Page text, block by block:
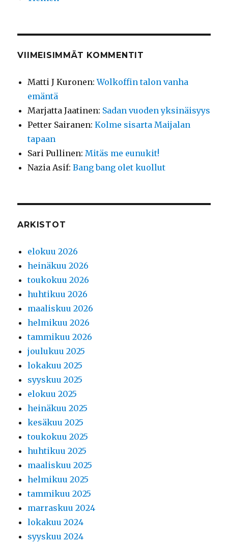
VIIMEISIMMÄT KOMMENTIT
Matti J Kuronen:Wolkoffin talon vanha
emäntä
Marjatta Jaatinen: Sadan vuoden yksinäisyys
Petter Sairanen:Kolme sisarta Maijalan
tapaan
Sari Pullinen:Mitäs me eunukit!
Nazia Asif:Bang bang olet kuollut
ARKISTOT
elokuu 2026
heinäkuu 2026
toukokuu 2026
huhtikuu 2026
maaliskuu 2026
helmikuu 2026
tammikuu 2026
joulukuu 2025
lokakuu 2025
syyskuu 2025
elokuu 2025
heinäkuu 2025
kesäkuu 2025
toukokuu 2025
huhtikuu 2025
maaliskuu 2025
helmikuu 2025
tammikuu 2025
marraskuu 2024
lokakuu 2024
syyskuu 2024